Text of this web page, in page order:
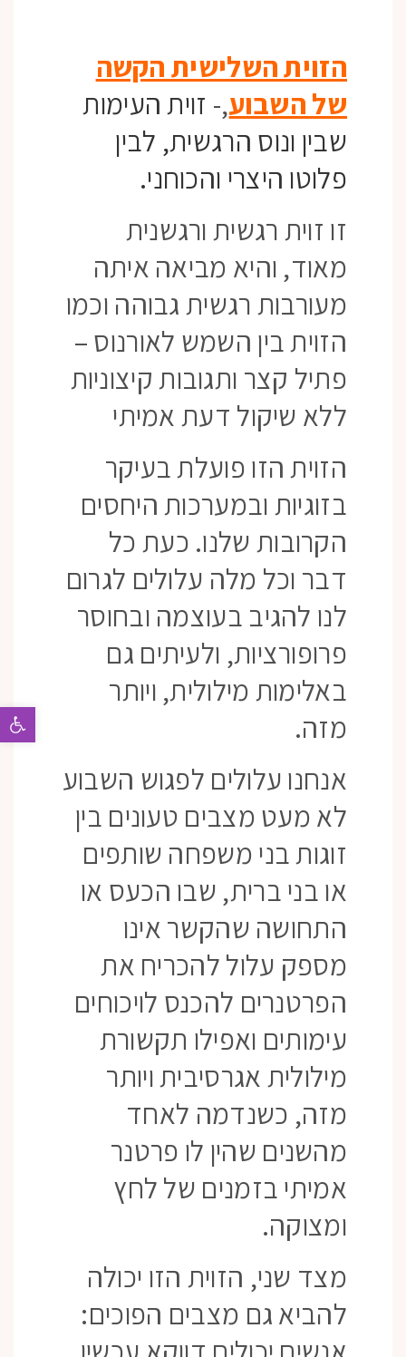
הזוית השלישית הקשה
של השבוע,- זוית העימות
שבין ונוס הרגשית, לבין
פלוטו היצרי והכוחני.
זו זוית רגשית ורגשנית
מאוד, והיא מביאה איתה
מעורבות רגשית גבוהה וכמו
הזוית בין השמש לאורנוס –
פתיל קצר ותגובות קיצוניות
ללא שיקול דעת אמיתי
הזוית הזו פועלת בעיקר
בזוגיות ובמערכות היחסים
הקרובות שלנו. כעת כל
דבר וכל מלה עלולים לגרום
לנו להגיב בעוצמה ובחוסר
פרופורציות, ולעיתים גם
באלימות מילולית, ויותר
מזה.
אנחנו עלולים לפגוש השבוע
לא מעט מצבים טעונים בין
זוגות בני משפחה שותפים
או בני ברית, שבו הכעס או
התחושה שהקשר אינו
מספק עלול להכריח את
הפרטנרים להכנס לויכוחים
עימותים ואפילו תקשורת
מילולית אגרסיבית ויותר
מזה, כשנדמה לאחד
מהשנים שהין לו פרטנר
אמיתי בזמנים של לחץ
ומצוקה.
מצד שני, הזוית הזו יכולה
להביא גם מצבים הפוכים: